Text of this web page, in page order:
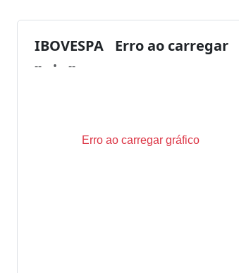
IBOVESPA Erro ao carregar
-- • --